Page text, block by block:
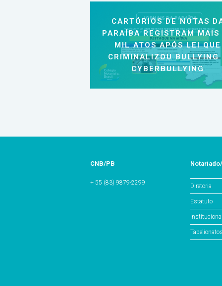
CARTÓRIOS DE NOTAS
PARAÍBA REGISTRAM MAIS
MIL ATOS APÓS LEI QUE
CRIMINALIZOU BULLYING
CYBERBULLYING
CNB/PB
+ 55 (83) 9879-2299 Diretoria
Estatuto